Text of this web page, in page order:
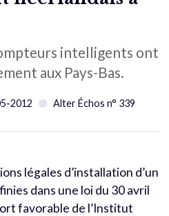
intelligents ont
aux Pays-Bas.
2012 Alter Échos n° 339
légales d’installation d’un
dans une loi du 30 avril
favorable de l’Institut